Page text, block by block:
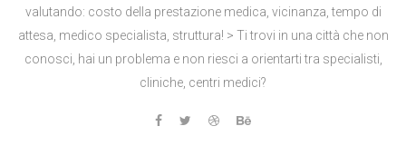
valutando: costo della prestazione medica, vicinanza, tempo di
attesa, medico specialista, struttura! > Ti trovi in una città che non
conosci, hai un problema e non riesci a orientarti tra specialisti,
cliniche, centri medici?